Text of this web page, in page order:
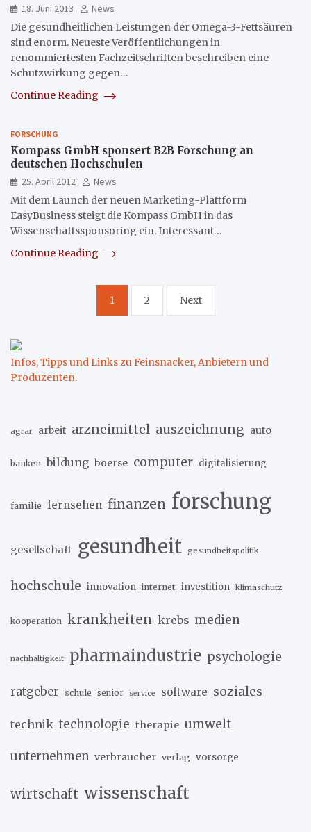
18. Juni 2013
News
Die gesundheitlichen Leistungen der Omega-3-Fettsäuren
sind enorm. Neueste Veröffentlichungen in
renommiertesten Fachzeitschriften beschreiben eine
Schutzwirkung gegen…
Continue Reading
FORSCHUNG
Kompass GmbH sponsert B2B Forschung an
deutschen Hochschulen
25. April 2012
News
Mit dem Launch der neuen Marketing-Plattform
EasyBusiness steigt die Kompass GmbH in das
Wissenschaftssponsoring ein. Interessant…
Continue Reading
Seitennummerierung
Beiträge
1 2 Next
Infos, Tipps und Links zu Feinsnacker, Anbietern und
Produzenten.
agrar arbeit arzneimittel auszeichnung auto
banken bildung boerse computer digitalisierung
familie fernsehen finanzen forschung
gesellschaft gesundheit gesundheitspolitik
hochschule innovation internet investition klimaschutz
kooperation krankheiten krebs medien
nachhaltigkeit pharmaindustrie psychologie
ratgeber schule senior service software soziales
technik technologie therapie umwelt
unternehmen verbraucher verlag vorsorge
wirtschaft wissenschaft